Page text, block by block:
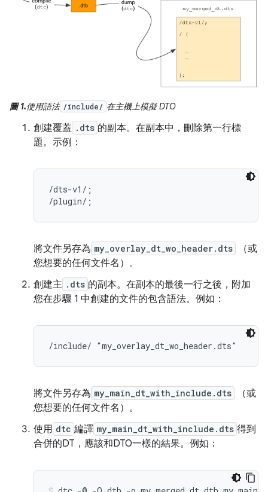
圖 1.使用語法 /include/ 在主機上模擬 DTO
創建覆蓋 .dts 的副本。在副本中，刪除第一行標
題。示例：
/dts-v1/;
將文件另存為 my_overlay_dt_wo_header.dts
（或
您想要的任何文件名）。
創建主 .dts 的副本。在副本的最後一行之後，附加
您在步驟 1 中創建的文件的包含語法。例如：
將文件另存為 my_main_dt_with_include.dts
（或
您想要的任何文件名）。
使用 dtc 編譯 my_main_dt_with_include.dts 得到
合併的DT，應該和DTO一樣的結果。例如：